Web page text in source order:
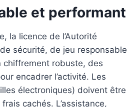
et performant
la licence de l’Autorité
sécurité, de jeu responsable
chiffrement robuste, des
encadrer l’activité. Les
électroniques) doivent être
cachés. L’assistance,